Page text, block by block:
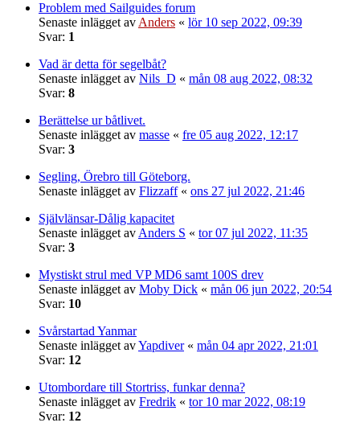
Problem med Sailguides forum
Senaste inlägget av Anders « lör 10 sep 2022, 09:39
Svar: 1
Vad är detta för segelbåt?
Senaste inlägget av Nils_D « mån 08 aug 2022, 08:32
Svar: 8
Berättelse ur båtlivet.
Senaste inlägget av masse « fre 05 aug 2022, 12:17
Svar: 3
Segling, Örebro till Göteborg.
Senaste inlägget av Flizzaff« ons 27 jul 2022, 21:46
Självlänsar-Dålig kapacitet
Senaste inlägget av Anders S « tor 07 jul 2022, 11:35
Svar: 3
Mystiskt strul med VP MD6 samt 100S drev
Senaste inlägget av Moby Dick « mån 06 jun 2022, 20:54
Svar: 10
Svårstartad Yanmar
Senaste inlägget avYapdiver« mån 04 apr 2022, 21:01
Svar: 12
Utombordare till Stortriss, funkar denna?
Senaste inlägget av Fredrik « tor 10 mar 2022, 08:19
Svar: 12